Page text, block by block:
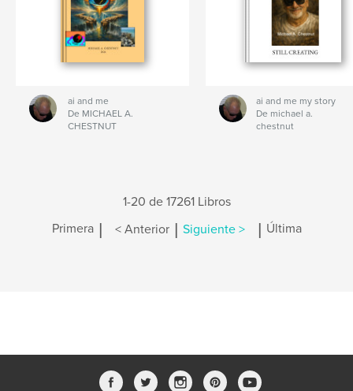
ai and me
De MICHAEL A.
CHESTNUT
ai and me my story
De michael a.
chestnut
1-20 de 17261 Libros
Primera | < Anterior | Siguiente > | Última